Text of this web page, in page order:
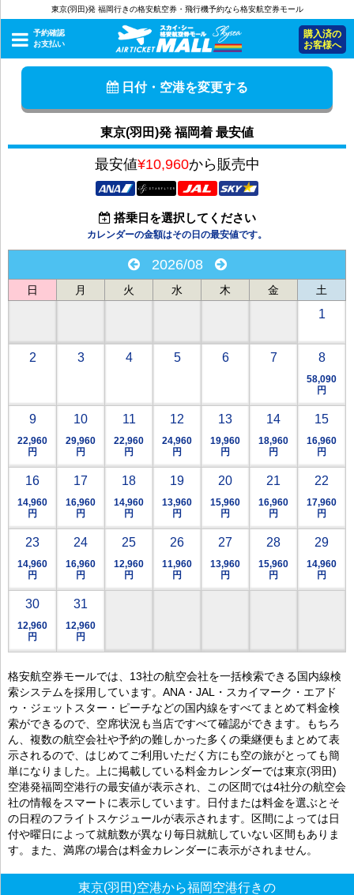
東京(羽田)発 福岡行きの格安航空券・飛行機予約なら格安航空券モール
予約確認
お支払い
購入済の
お客様へ
日付・空港を変更する
東京(羽田)発 福岡着 最安値
最安値¥10,960から販売中
搭乗日を選択してください
カレンダーの金額はその日の最安値です。
2026/08
日 月 火 水 木 金 土
1
2 3 4 5 6 7 8
58,090
円
9
22,960
円
10
29,960
円
11
22,960
円
12
24,960
円
13
19,960
円
14
18,960
円
15
16,960
円
16
14,960
円
17
16,960
円
18
14,960
円
19
13,960
円
20
15,960
円
21
16,960
円
22
17,960
円
23
14,960
円
24
16,960
円
25
12,960
円
26
11,960
円
27
13,960
円
28
15,960
円
29
14,960
円
30
12,960
円
31
12,960
円
格安航空券モールでは、13社の航空会社を一括検索できる国内線検
索システムを採用しています。ANA・JAL・スカイマーク・エアド
ゥ・ジェットスター・ピーチなどの国内線をすべてまとめて料金検
索ができるので、空席状況も当店ですべて確認ができます。もちろ
ん、複数の航空会社や予約の難しかった多くの乗継便もまとめて表
示されるので、はじめてご利用いただく方にも空の旅がとっても簡
単になりました。上に掲載している料金カレンダーでは東京(羽田)
空港発福岡空港行の最安値が表示され、この区間では4社分の航空会
社の情報をスマートに表示しています。日付または料金を選ぶとそ
の日程のフライトスケジュールが表示されます。区間によっては日
付や曜日によって就航数が異なり毎日就航していない区間もありま
す。また、満席の場合は料金カレンダーに表示がされません。
東京(羽田)空港から福岡空港行きの